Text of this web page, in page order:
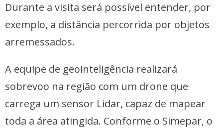
Durante a visita será possível entender, por
exemplo, a distância percorrida por objetos
arremessados.
A equipe de geointeligência realizará
sobrevoo na região com um drone que
carrega um sensor Lidar, capaz de mapear
toda a área atingida. Conforme o Simepar, o